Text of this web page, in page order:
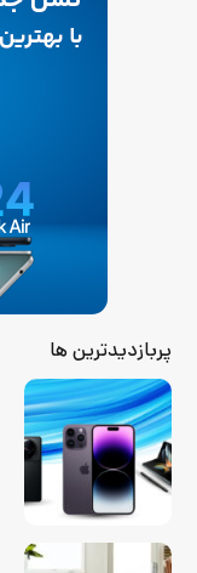
پربازدیدترین ها